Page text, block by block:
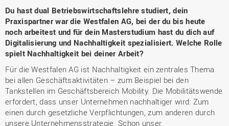
Du hast dual Betriebswirtschaftslehre studiert, dein
Praxispartner war die Westfalen AG, bei der du bis heute
noch arbeitest und für dein Masterstudium hast du dich auf
Digitalisierung und Nachhaltigkeit spezialisiert. Welche Rolle
spielt Nachhaltigkeit bei deiner Arbeit?
Für die Westfalen AG ist Nachhaltigkeit ein zentrales Thema
bei allen Geschäftsaktivitäten – zum Beispiel bei den
Tankstellen im Geschäftsbereich Mobility. Die Mobilitätswende
erfordert, dass unser Unternehmen nachhaltiger wird: Zum
einen durch gesetzliche Verpflichtungen, zum anderen durch
unsere Unternehmensstrategie. Schon unser